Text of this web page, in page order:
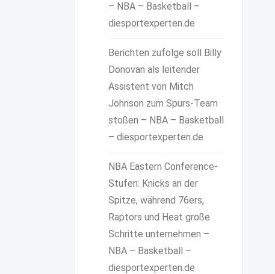
– NBA – Basketball –
diesportexperten.de
Berichten zufolge soll Billy
Donovan als leitender
Assistent von Mitch
Johnson zum Spurs-Team
stoßen – NBA – Basketball
– diesportexperten.de
NBA Eastern Conference-
Stufen: Knicks an der
Spitze, während 76ers,
Raptors und Heat große
Schritte unternehmen –
NBA – Basketball –
diesportexperten.de